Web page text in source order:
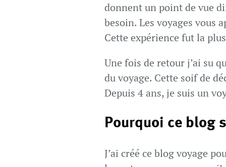
donnent un point de vue
besoin. Les voyages vous
Cette expérience fut la
Une fois de retour j’ai su
du voyage. Cette soif de
Depuis 4 ans, je suis un
Pourquoi ce blog
J’ai créé ce blog voyage